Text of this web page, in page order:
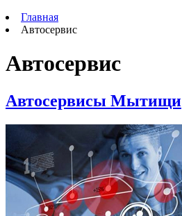
Главная
Автосервис
Автосервис
Автосервисы Мытищи